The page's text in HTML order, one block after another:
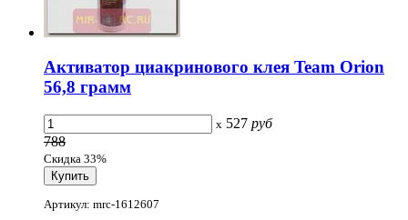
Активатор циакринового клея Team Orion
56,8 грамм
x 527 руб
788
Скидка 33%
Артикул: mrc-1612607